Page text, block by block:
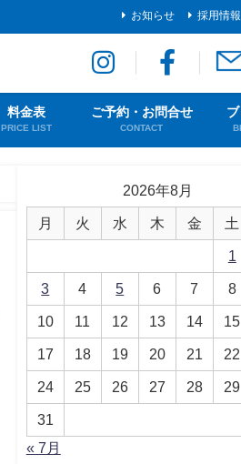
お知らせ 採用情報
料金表
PRICE LIST
ご予約・お問合せ
CONTACT
2026年8月
月 火 水 木 金 土
1
3 4 5 6 7 8
10 11 12 13 14 15
17 18 19 20 21 22
24 25 26 27 28 29
31
« 7月